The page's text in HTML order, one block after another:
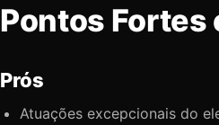
Pontos Fortes
Prós
Atuações excepcionais do